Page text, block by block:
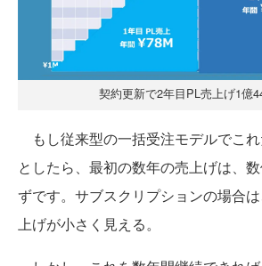
契約更新で2年目PL売上げ1億
もし従来型の一括受注モデルでこ
としたら、最初の数年の売上げは、
ずです。サブスクリプションの場合
上げが小さく見える。